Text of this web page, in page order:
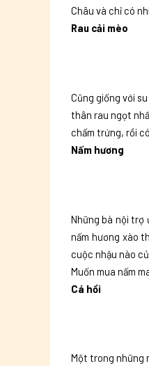
Châu và chỉ có
Rau cải mèo
Cũng giống với
thân rau ngọt
chấm trứng, rồi
Nấm hương
Những bà nội trợ
nấm hương xào
cuộc nhậu nào
Muốn mua nấm
Cá hồi
Một trong những